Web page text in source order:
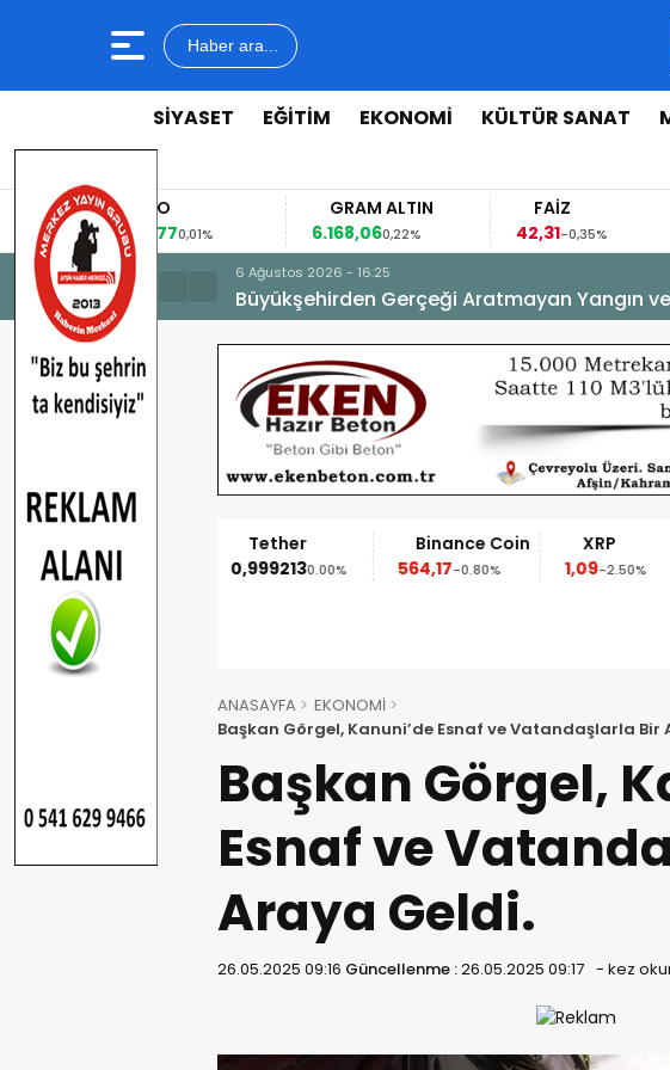
Haber ara...
SİYASET EĞİTİM EKONOMİ KÜLTÜR SANAT
EURO
53,84770,01%
GRAM ALTIN
6.168,060,22%
FAİZ
42,31-0,35%
6 Ağustos 2026 - 16:25
Büyükşehirden Gerçeği Aratmayan Yangın
Ethereum
1.852,95
Tether
0,9992130.00%
Binance Coin
564,17-0.80%
XRP
1,09-2.50%
ANASAYFA
EKONOMİ
Başkan Görgel, Kanuni’de Esnaf ve Vatandaşlarla Bir
Başkan Görgel,
Esnaf ve
Araya Geldi.
26.05.2025 09:16 Güncellenme :26.05.2025 09:17 - kez